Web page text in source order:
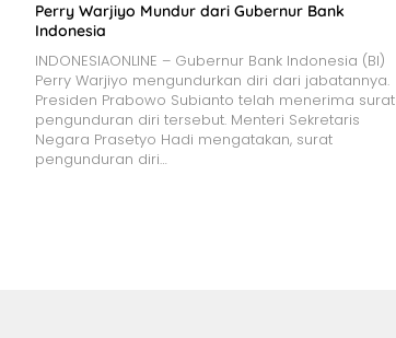
Perry Warjiyo Mundur dari Gubernur Bank
Indonesia
INDONESIAONLINE – Gubernur Bank Indonesia (BI)
Perry Warjiyo mengundurkan diri dari jabatannya.
Presiden Prabowo Subianto telah menerima surat
pengunduran diri tersebut. Menteri Sekretaris
Negara Prasetyo Hadi mengatakan, surat
pengunduran diri…